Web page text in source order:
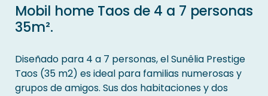
Mobil home Taos de 4 a 7 personas
35m².
Diseñado para 4 a 7 personas, el Sunêlia Prestige
Taos (35 m2) es ideal para familias numerosas y
grupos de amigos. Sus dos habitaciones y dos